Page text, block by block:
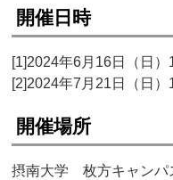
開催日時
[1]2024年6月16日（日
[2]2024年7月21日（日
開催場所
摂南大学 枚方キャンパ